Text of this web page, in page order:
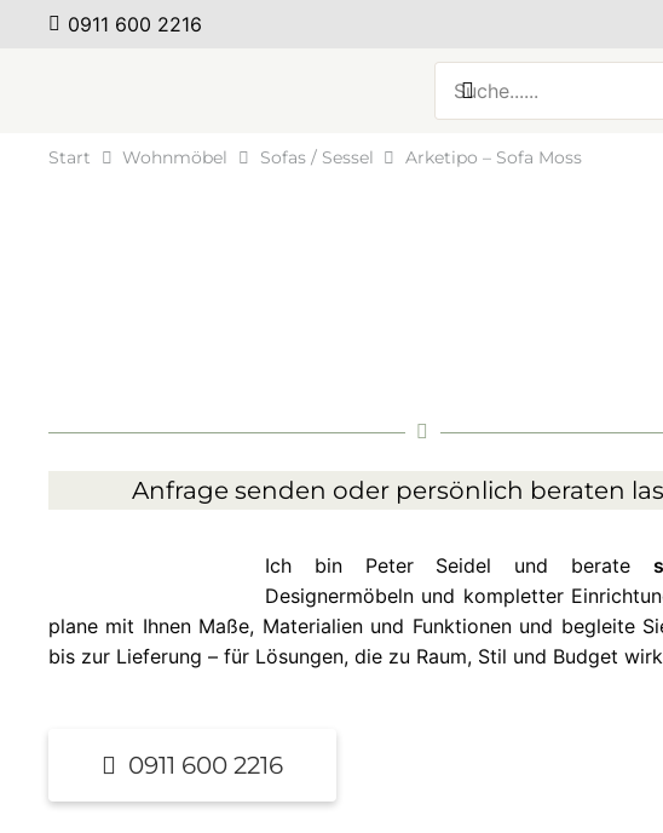
0911 600 2216
Start Wohnmöbel Sofas / Sessel Arketipo – Sofa Moss
Anfrage senden oder persönlich beraten
Ich bin Peter Seidel und berate
Designermöbeln und kompletter
plane mit Ihnen Maße, Materialien und Funktionen und begleite
bis zur Lieferung – für Lösungen, die zu Raum, Stil und Budget
0911 600 2216